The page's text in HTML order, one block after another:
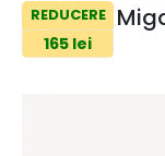
REDUCERE
165 lei